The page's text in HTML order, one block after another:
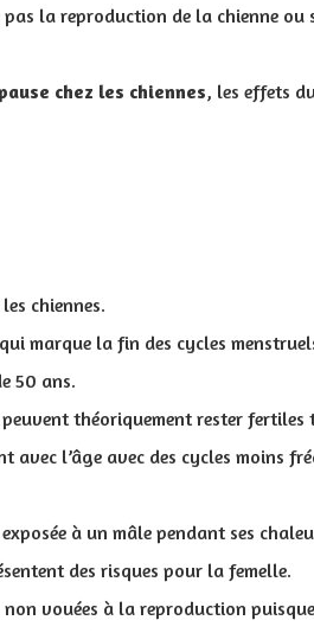
la reproduction de la chienne ou
chez les chiennes, les effets
chiennes.
marque la fin des cycles
50 ans.
théoriquement rester
l’âge avec des cycles moins
à un mâle pendant ses
des risques pour la femelle.
vouées à la reproduction